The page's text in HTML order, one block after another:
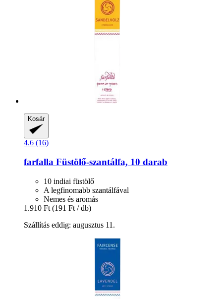
Kosár
4.6 (16)
farfalla Füstölő-​szantálfa, 10 darab
10 indiai füstölő
A legfinomabb szantálfával
Nemes és aromás
1.910 Ft (191 Ft / db)
Szállítás eddig: augusztus 11.